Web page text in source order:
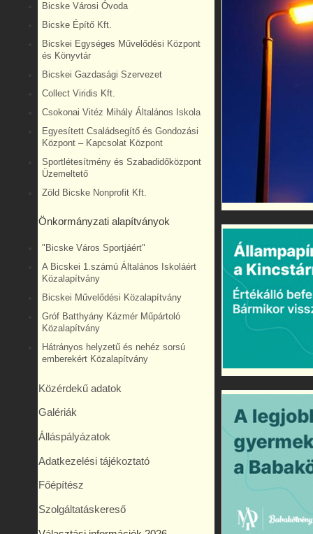
Bicske Városi Óvoda
Bicske Építő Kft.
Bicskei Egységes Művelődési Központ
és Könyvtár
Bicskei Gazdasági Szervezet
Collect Viridis Kft.
Csokonai Vitéz Mihály Általános Iskola
Egyesített Családsegítő és Gondozási
Központ – Kapcsolat Központ
Sportlétesítmény és Szabadidőközpont
Üzemeltető
Zöld Bicske Nonprofit Kft.
Önkormányzati alapítványok
"Bicske Város Sportjáért"
A Bicskei 1.számú Általános Iskoláért
Közalapítvány
Bicskei Művelődési Közalapítvány
Gróf Batthyány Kázmér Műpártoló
Közalapítvány
Hátrányos helyzetű és nehéz sorsú
emberekért Közalapítvány
Közérdekű adatok
Galériák
Álláspályázatok
Adatkezelési tájékoztató
Főépítész
Szolgáltatáskereső